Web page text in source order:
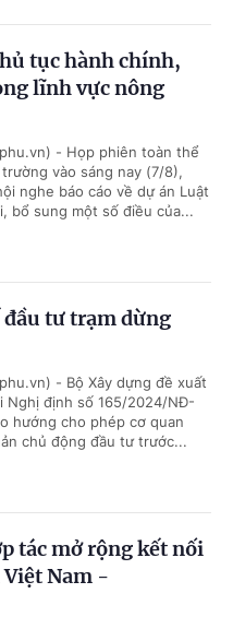
tục hành chính,
lĩnh vực nông
- Họp phiên toàn thể
vào sáng nay (7/8),
nghe báo cáo về dự án Luật
bổ sung một số điều của...
đầu tư trạm dừng
- Bộ Xây dựng đề xuất
Nghị định số 165/2024/NĐ-
hướng cho phép cơ quan
chủ động đầu tư trước...
tác mở rộng kết nối
Nam -